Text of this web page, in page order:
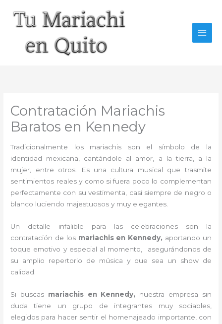
contenido
Contratación Mariachis
Baratos en Kennedy
Tradicionalmente los mariachis son el símbolo de la
identidad mexicana, cantándole al amor, a la tierra, a la
mujer, entre otros. Es una cultura musical que trasmite
sentimientos reales y como si fuera poco lo complementan
perfectamente con su vestimenta, casi siempre de negro o
blanco luciendo majestuosos y muy elegantes.
Un detalle infalible para las celebraciones son la
contratación de losmariachis en Kennedy, aportando un
toque emotivo y especial al momento, asegurándonos de
su amplio repertorio de música y que sea un show de
calidad.
Si buscas mariachis en Kennedy, nuestra empresa
sin
duda tiene un grupo de integrantes muy sociables,
elegidos para hacer sentir el homenajeado importante, con